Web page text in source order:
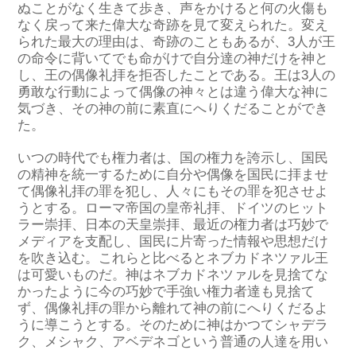
ぬことがなく生きて歩き、声をかけると何の火傷も
なく戻って来た偉大な奇跡を見て変えられた。変え
られた最大の理由は、奇跡のこともあるが、3人が王
の命令に背いてでも命がけで自分達の神だけを神と
し、王の偶像礼拝を拒否したことである。王は3人の
勇敢な行動によって偶像の神々とは違う偉大な神に
気づき、その神の前に素直にへりくだることができ
た。
いつの時代でも権力者は、国の権力を誇示し、国民
の精神を統一するために自分や偶像を国民に拝ませ
て偶像礼拝の罪を犯し、人々にもその罪を犯させよ
うとする。ローマ帝国の皇帝礼拝、ドイツのヒット
ラー崇拝、日本の天皇崇拝、最近の権力者は巧妙で
メディアを支配し、国民に片寄った情報や思想だけ
を吹き込む。これらと比べるとネブカドネツァル王
は可愛いものだ。神はネブカドネツァルを見捨てな
かったように今の巧妙で手強い権力者達も見捨て
ず、偶像礼拝の罪から離れて神の前にへりくだるよ
うに導こうとする。そのために神はかつてシャデラ
ク、メシャク、アベデネゴという普通の人達を用い